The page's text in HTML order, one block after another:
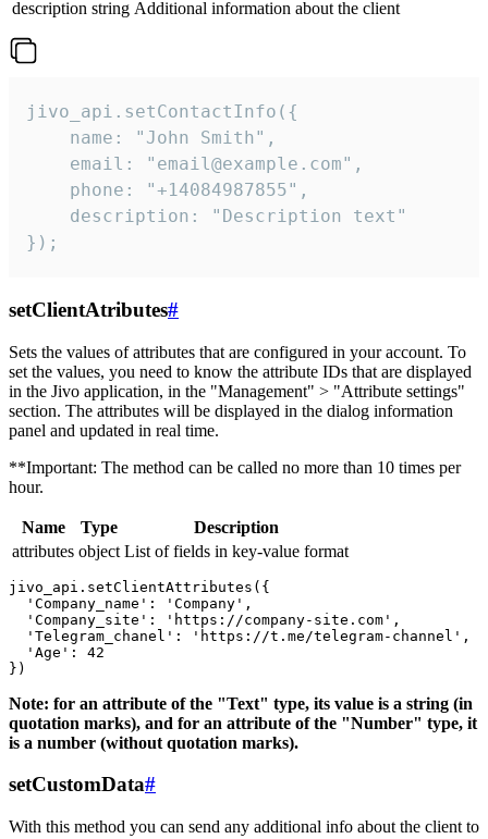
description string Additional information about the client
jivo_api.setContactInfo({
    name: "John Smith",
    email: "email@example.com",
    phone: "+14084987855",
    description: "Description text"
});
setClientAtributes#
Sets the values ​​of attributes that are configured in your account. To
set the values, you need to know the attribute IDs that are displayed
in the Jivo application, in the "Management" > "Attribute settings"
section. The attributes will be displayed in the dialog information
panel and updated in real time.
**Important: The method can be called no more than 10 times per
hour.
Name Type
Description
attributes object List of fields in key-value format
jivo_api.setClientAttributes({
  'Company_name': 'Company',
  'Company_site': 'https://company-site.com',
  'Telegram_chanel': 'https://t.me/telegram-channel',
  'Age': 42
Note: for an attribute of the "Text" type, its value is a string (in
quotation marks), and for an attribute of the "Number" type, it
is a number (without quotation marks).
setCustomData#
With this method you can send any additional info about the client to